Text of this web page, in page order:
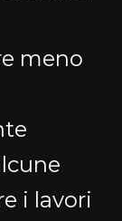
meno
i lavori